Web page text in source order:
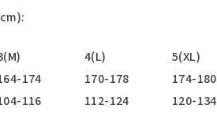
4(L)
5(XL)
174 170-178
174-180
116 112-124 120-134